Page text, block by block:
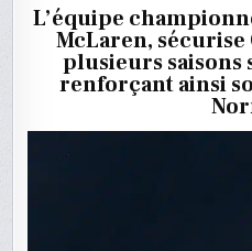
L’équipe
McLaren,
plusieurs
renforçant ainsi